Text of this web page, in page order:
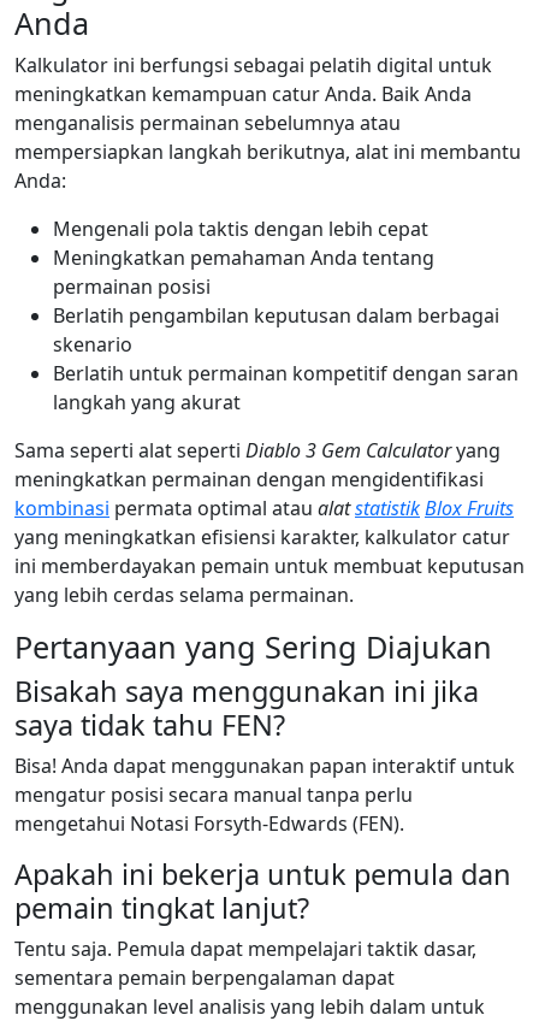
Anda
Kalkulator ini berfungsi sebagai pelatih digital untuk
meningkatkan kemampuan catur Anda. Baik Anda
menganalisis permainan sebelumnya atau
mempersiapkan langkah berikutnya, alat ini membantu
Anda:
Mengenali pola taktis dengan lebih cepat
Meningkatkan pemahaman Anda tentang
permainan posisi
Berlatih pengambilan keputusan dalam berbagai
skenario
Berlatih untuk permainan kompetitif dengan saran
langkah yang akurat
Sama seperti alat seperti Diablo 3 Gem Calculatoryang
meningkatkan permainan dengan mengidentifikasi
kombinasi permata optimal atau alatstatistikBlox Fruits
yang meningkatkan efisiensi karakter, kalkulator catur
ini memberdayakan pemain untuk membuat keputusan
yang lebih cerdas selama permainan.
Pertanyaan yang Sering Diajukan
Bisakah saya menggunakan ini jika
saya tidak tahu FEN?
Bisa! Anda dapat menggunakan papan interaktif untuk
mengatur posisi secara manual tanpa perlu
mengetahui Notasi Forsyth-Edwards (FEN).
Apakah ini bekerja untuk pemula dan
pemain tingkat lanjut?
Tentu saja. Pemula dapat mempelajari taktik dasar,
sementara pemain berpengalaman dapat
menggunakan level analisis yang lebih dalam untuk